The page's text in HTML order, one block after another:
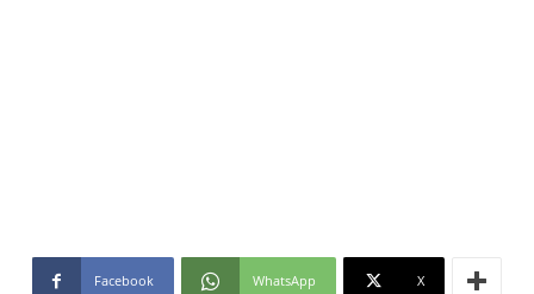
Facebook WhatsApp X